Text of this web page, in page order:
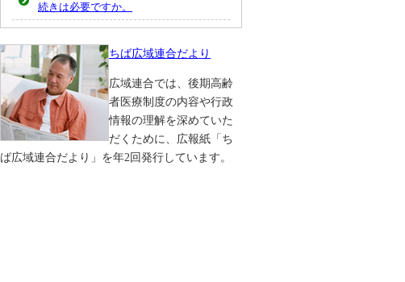
続きは必要ですか。
ちば広域連合だより
広域連合では、後期高齢
者医療制度の内容や行政
情報の理解を深めていた
だくために、広報紙「ち
ば広域連合だより」を年2回発行しています。